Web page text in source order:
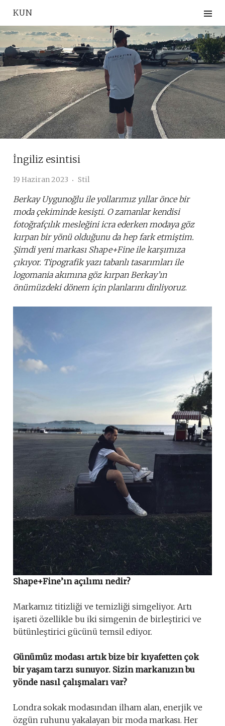
content
KUN
İngiliz esintisi
19 Haziran 2023 Stil
Berkay Uygunoğlu ile yollarımız yıllar önce bir
moda çekiminde kesişti. O zamanlar kendisi
fotoğrafçılık mesleğini icra ederken modaya göz
kırpan bir yönü olduğunu da hep fark etmiştim.
Şimdi yeni markası Shape+Fine ile karşımıza
çıkıyor. Tipografik yazı tabanlı tasarımları ile
logomania akımına göz kırpan Berkay’ın
önümüzdeki dönem için planlarını dinliyoruz.
Shape+Fine’ın açılımı nedir?
Markamız titizliği ve temizliği simgeliyor. Artı
işareti özellikle bu iki simgenin de birleştirici ve
bütünleştirici gücünü temsil ediyor.
Günümüz modası artık bize bir kıyafetten çok
bir yaşam tarzı sunuyor. Sizin markanızın bu
yönde nasıl çalışmaları var?
Londra sokak modasından ilham alan, enerjik ve
özgün ruhunu yakalayan bir moda markası. Her